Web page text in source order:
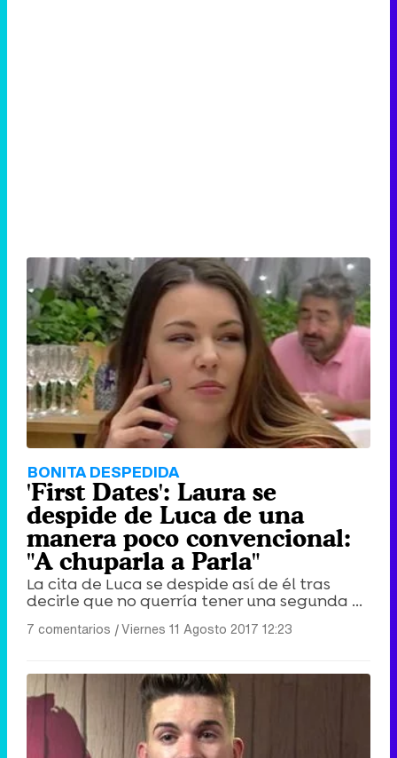
BONITA DESPEDIDA
'First Dates': Laura se
despide de Luca de una
manera poco convencional:
"A chuparla a Parla"
La cita de Luca se despide así de él tras
decirle que no querría tener una segunda ...
7 comentarios |Viernes 11 Agosto 2017 12:23